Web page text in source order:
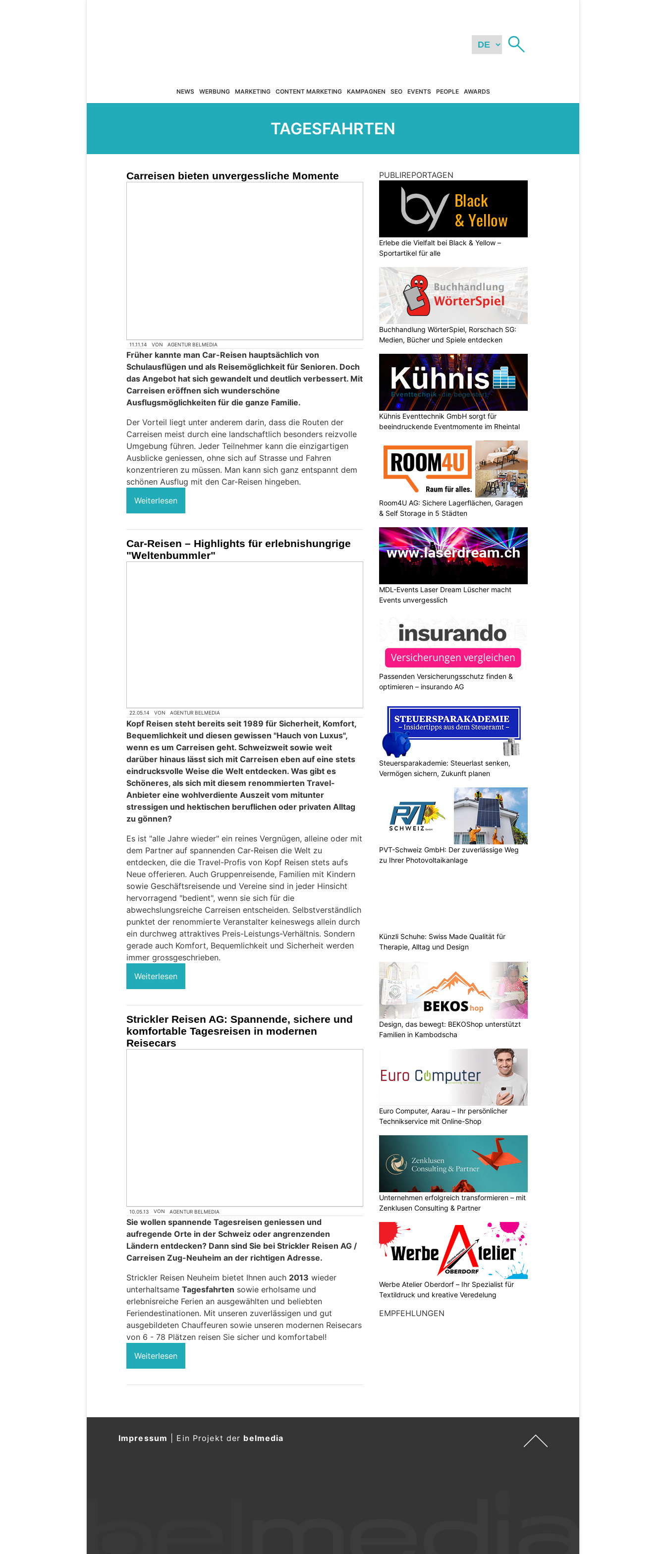
NEWS WERBUNG MARKETING CONTENT MARKETING KAMPAGNEN SEO EVENTS PEOPLE AWARDS
TAGESFAHRTEN
Carreisen bieten unvergessliche Momente
11.11.14 VON AGENTUR BELMEDIA
Früher kannte man Car-Reisen hauptsächlich von
Schulausflügen und als Reisemöglichkeit für Senioren. Doch
das Angebot hat sich gewandelt und deutlich verbessert. Mit
Carreisen eröffnen sich wunderschöne
Ausflugsmöglichkeiten für die ganze Familie.
Der Vorteil liegt unter anderem darin, dass die Routen der
Carreisen meist durch eine landschaftlich besonders reizvolle
Umgebung führen. Jeder Teilnehmer kann die einzigartigen
Ausblicke geniessen, ohne sich auf Strasse und Fahren
konzentrieren zu müssen. Man kann sich ganz entspannt dem
schönen Ausflug mit den Car-Reisen hingeben.
Weiterlesen
Car-Reisen – Highlights für erlebnishungrige
"Weltenbummler"
22.05.14 VON AGENTUR BELMEDIA
Kopf Reisen steht bereits seit 1989 für Sicherheit, Komfort,
Bequemlichkeit und diesen gewissen "Hauch von Luxus",
wenn es um Carreisen geht. Schweizweit sowie weit
darüber hinaus lässt sich mit Carreisen eben auf eine stets
eindrucksvolle Weise die Welt entdecken. Was gibt es
Schöneres, als sich mit diesem renommierten Travel-
Anbieter eine wohlverdiente Auszeit vom mitunter
stressigen und hektischen beruflichen oder privaten Alltag
zu gönnen?
Es ist "alle Jahre wieder" ein reines Vergnügen, alleine oder mit
dem Partner auf spannenden Car-Reisen die Welt zu
entdecken, die die Travel-Profis von Kopf Reisen stets aufs
Neue offerieren. Auch Gruppenreisende, Familien mit Kindern
sowie Geschäftsreisende und Vereine sind in jeder Hinsicht
hervorragend "bedient", wenn sie sich für die
abwechslungsreiche Carreisen entscheiden. Selbstverständlich
punktet der renommierte Veranstalter keineswegs allein durch
ein durchweg attraktives Preis-Leistungs-Verhältnis. Sondern
gerade auch Komfort, Bequemlichkeit und Sicherheit werden
immer grossgeschrieben.
Weiterlesen
Strickler Reisen AG: Spannende, sichere und
komfortable Tagesreisen in modernen
Reisecars
10.05.13 VON AGENTUR BELMEDIA
Sie wollen spannende Tagesreisen geniessen und
aufregende Orte in der Schweiz oder angrenzenden
Ländern entdecken? Dann sind Sie bei Strickler Reisen AG /
Carreisen Zug-Neuheim an der richtigen Adresse.
Strickler Reisen Neuheim bietet Ihnen auch 2013 wieder
unterhaltsame Tagesfahrten sowie erholsame und
erlebnisreiche Ferien an ausgewählten und beliebten
Feriendestinationen. Mit unseren zuverlässigen und gut
ausgebildeten Chauffeuren sowie unseren modernen Reisecars
von 6 - 78 Plätzen reisen Sie sicher und komfortabel!
Weiterlesen
PUBLIREPORTAGEN
Erlebe die Vielfalt bei Black & Yellow –
Sportartikel für alle
Buchhandlung WörterSpiel, Rorschach SG:
Medien, Bücher und Spiele entdecken
Kühnis Eventtechnik GmbH sorgt für
beeindruckende Eventmomente im Rheintal
Room4U AG: Sichere Lagerflächen, Garagen
& Self Storage in 5 Städten
MDL-Events Laser Dream Lüscher macht
Events unvergesslich
Passenden Versicherungsschutz finden &
optimieren – insurando AG
Steuersparakademie: Steuerlast senken,
Vermögen sichern, Zukunft planen
PVT-Schweiz GmbH: Der zuverlässige Weg
zu Ihrer Photovoltaikanlage
Künzli Schuhe: Swiss Made Qualität für
Therapie, Alltag und Design
Design, das bewegt: BEKOShop unterstützt
Familien in Kambodscha
Euro Computer, Aarau – Ihr persönlicher
Technikservice mit Online-Shop
Unternehmen erfolgreich transformieren – mit
Zenklusen Consulting & Partner
Werbe Atelier Oberdorf – Ihr Spezialist für
Textildruck und kreative Veredelung
EMPFEHLUNGEN
Impressum Ein Projekt der belmedia